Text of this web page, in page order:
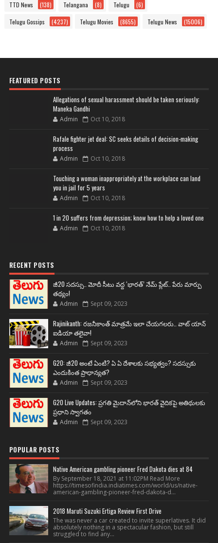
TTD News (138) Telangana (8) Telugu (6)
Telugu Gossips (4237) Telugu Movies (8655) Telugu News (15006)
FEATURED POSTS
Allegations of sexual harassment should be taken seriously:
Maneka Gandhi
Admin Oct 10, 2018
Rafale fighter jet deal: SC seeks details of decision-making
process
Admin Oct 10, 2018
Touching a woman inappropriately at the workplace can land
you in jail for 5 years
Admin Oct 10, 2018
1 in 20 suffers from depression; know how to help a loved one
Admin Oct 10, 2018
RECENT POSTS
జీ20 సదస్సు.. మోదీ సీటు వద్ద ‘భారత్’ నేమ్ ప్లేట్‌.. పేరు మార్పు
తథ్యం!
Admin Sept 09, 2023
Rajinikanth: రజనీకాంత్ మాత్రమే ఇలా చేయగలరు.. వాట్ యాన్
ఐడియా తలైవా!
Admin Sept 09, 2023
G20: జీ20 అంటే ఏంటి? ఏ ఏ దేశాలకు సభ్యత్వం? సదస్సుకు
ఎందుకింత ప్రాధాన్యత?
Admin Sept 09, 2023
G20 Live Updates: ప్రగతి మైదాన్‌లోని భారత్ వైదికపై అతిథులకు
ప్రధాని స్వాగతం
Admin Sept 09, 2023
POPULAR POSTS
Native American gambling pioneer Fred Dakota dies at 84
By September 18, 2021 at 11:02PM Read More
https://timesofindia.indiatimes.com/world/us/native-
american-gambling-pioneer-fred-dakota-d...
2018 Maruti Suzuki Ertiga Review First Drive
The was never a car created to invite superlatives. It did
absolutely nothing in a spectacular fashion, but still
struggled to find any...